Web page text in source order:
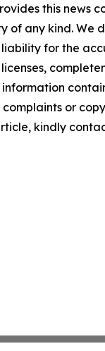
this news
of any kind. We
for the
or
kindly